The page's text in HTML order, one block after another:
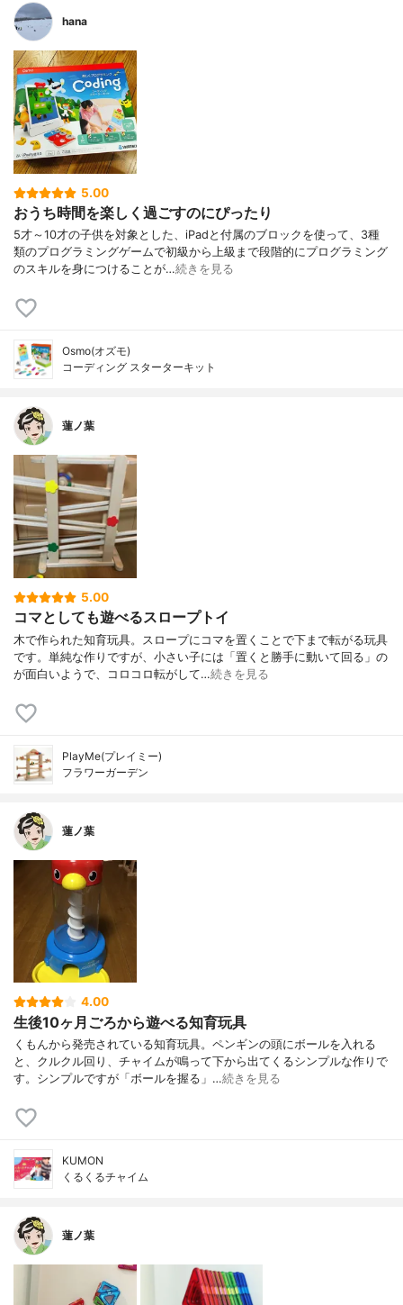
hana
5.00
おうち時間を楽しく過ごすのにぴったり
5才～10才の子供を対象とした、iPadと付属のブロックを使って、3種
類のプログラミングゲームで初級から上級まで段階的にプログラミング
のスキルを身につけることが…続きを見る
Osmo(オズモ)
コーディング スターターキット
蓮ノ葉
5.00
コマとしても遊べるスロープトイ
木で作られた知育玩具。スロープにコマを置くことで下まで転がる玩具
です。単純な作りですが、小さい子には「置くと勝手に動いて回る」の
が面白いようで、コロコロ転がして…続きを見る
PlayMe(プレイミー)
フラワーガーデン
蓮ノ葉
4.00
生後10ヶ月ごろから遊べる知育玩具
くもんから発売されている知育玩具。ペンギンの頭にボールを入れる
と、クルクル回り、チャイムが鳴って下から出てくるシンプルな作りで
す。シンプルですが「ボールを握る」…続きを見る
KUMON
くるくるチャイム
蓮ノ葉